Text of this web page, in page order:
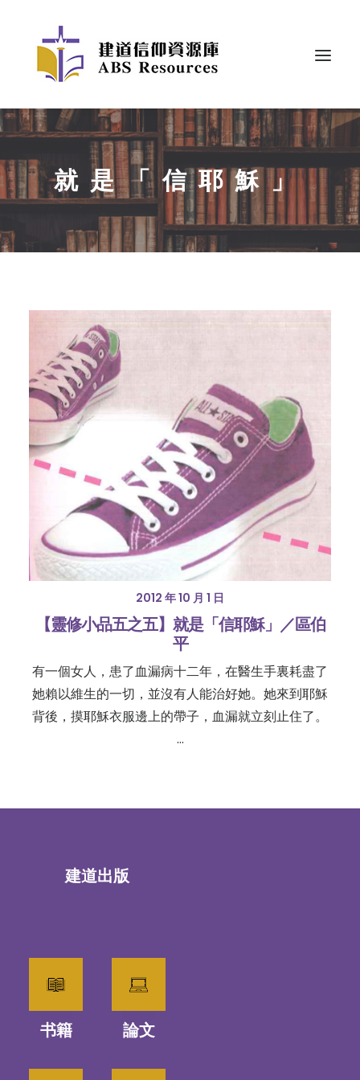
就是「信耶穌」
2012 年 10 月 1 日
【靈修小品五之五】就是「信耶穌」／區伯
平
有一個女人，患了血漏病十二年，在醫生手裏耗盡了
她賴以維生的一切，並沒有人能治好她。她來到耶穌
背後，摸耶穌衣服邊上的帶子，血漏就立刻止住了。
…
建道出版
书籍 論文